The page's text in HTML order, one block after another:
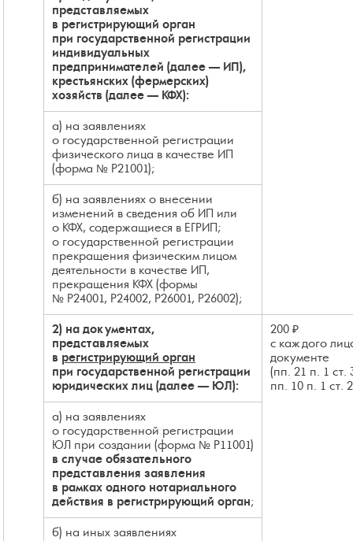
представляемых
в регистрирующий орган
при государственной регистрации
индивидуальных
предпринимателей (далее — ИП),
крестьянских (фермерских)
хозяйств (далее — КФХ):
а) на заявлениях
о государственной регистрации
физического лица в качестве ИП
(форма № Р21001);
б) на заявлениях о внесении
изменений в сведения об ИП или
о КФХ, содержащиеся в ЕГРИП;
о государственной регистрации
прекращения физическим лицом
деятельности в качестве ИП,
прекращения КФХ (формы
№ Р24001, Р24002, Р26001, Р26002);
2) на документах,
представляемых
в регистрирующий орган
при государственной регистрации
юридических лиц (далее — ЮЛ):
200 ₽
с каждого
документе
(пп. 21 п. 1 ст.
пп. 10 п. 1 ст.
а) на заявлениях
о государственной регистрации
ЮЛ при создании (форма № Р11001)
в случае обязательного
представления заявления
в рамках одного нотариального
действия в регистрирующий орган;
б) на иных заявлениях